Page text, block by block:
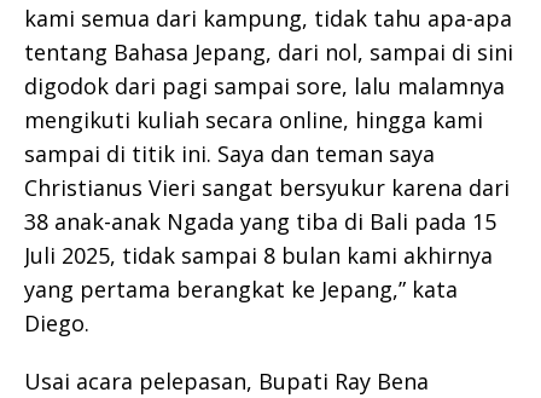
kami semua dari kampung, tidak tahu apa-apa
tentang Bahasa Jepang, dari nol, sampai di sini
digodok dari pagi sampai sore, lalu malamnya
mengikuti kuliah secara online, hingga kami
sampai di titik ini. Saya dan teman saya
Christianus Vieri sangat bersyukur karena dari
38 anak-anak Ngada yang tiba di Bali pada 15
Juli 2025, tidak sampai 8 bulan kami akhirnya
yang pertama berangkat ke Jepang,” kata
Diego.
Usai acara pelepasan, Bupati Ray Bena